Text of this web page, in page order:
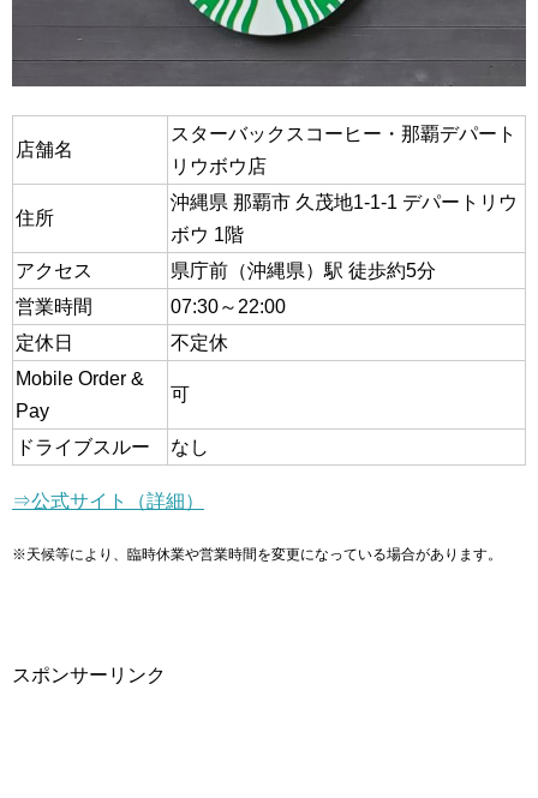
店舗名
スターバックスコーヒー・那覇デパート
リウボウ店
住所
沖縄県 那覇市 久茂地1-1-1 デパートリウ
ボウ 1階
アクセス
県庁前（沖縄県）駅 徒歩約5分
営業時間
07:30～22:00
定休日
不定休
Mobile Order &
Pay
可
ドライブスルー なし
⇒公式サイト（詳細）
※天候等により、臨時休業や営業時間を変更になっている場合があります。
スポンサーリンク